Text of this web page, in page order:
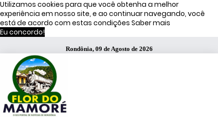
Utilizamos cookies para que você obtenha a melhor
experiência em nosso site, e ao continuar navegando, você
está de acordo com estas condições Saber mais
Eu concordo!
Rondônia, 09 de Agosto de 2026